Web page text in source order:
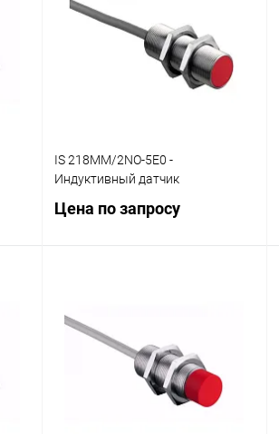
Купить в 1 клик
В избранное
Наличие
уточняйте
IS 218MM/2NO-5E0 -
Индуктивный датчик
Цена по запросу
Купить в 1 клик
В избранное
Наличие
уточняйте